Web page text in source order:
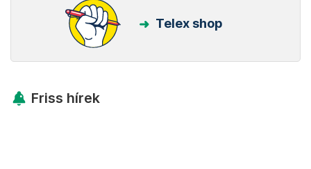
Telex shop
Friss hírek